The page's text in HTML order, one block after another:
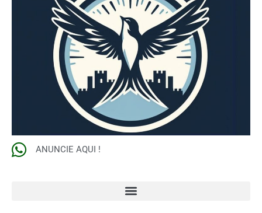
ANUNCIE AQUI !